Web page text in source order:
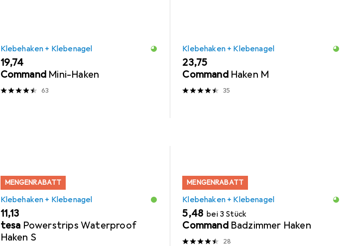
Klebehaken + Klebenagel
EUR
19,74
Command Mini-Haken
63
Klebehaken + Klebenagel
EUR
23,75
Command Haken M
35
MENGENRABATT
Klebehaken + Klebenagel
EUR
11,13
tesa Powerstrips Waterproof
Haken S
MENGENRABATT
Klebehaken + Klebenagel
EUR
5,48 bei 3 Stück
Command Badzimmer Haken
28